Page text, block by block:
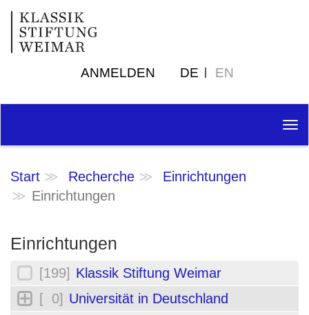
ANMELDEN DE EN
Start Recherche
Einrichtungen
Einrichtungen
Einrichtungen
[199] Klassik Stiftung Weimar
[ 0] Universität in Deutschland